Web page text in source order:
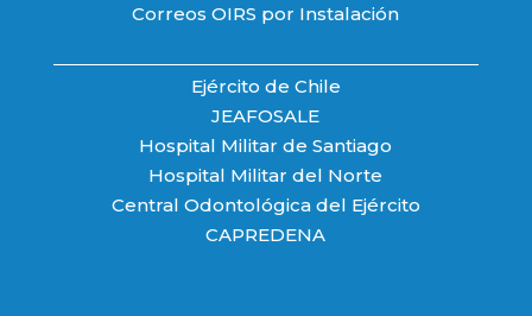
Correos OIRS por Instalación
Ejército de Chile
JEAFOSALE
Hospital Militar de Santiago
Hospital Militar del Norte
Central Odontológica del Ejército
CAPREDENA